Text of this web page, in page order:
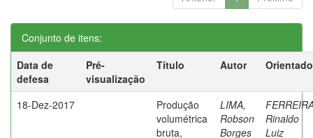
Conjunto de itens:
Data de
defesa
Pré-
visualização
Título Autor
18-Dez-2017
Produção
volumétrica
bruta,
LIMA,
Robson
Borges
Rinaldo
Luiz